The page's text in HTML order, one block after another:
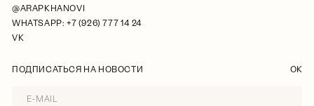
@ARAPKHANOVI
WHATSAPP: +7 (926) 777 14 24
VK
ПОДПИСАТЬСЯ НА НОВОСТИ OK